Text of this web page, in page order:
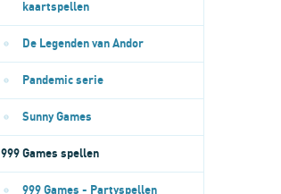
kaartspellen
De Legenden van Andor
Pandemic serie
Sunny Games
999 Games spellen
999 Games - Partyspellen